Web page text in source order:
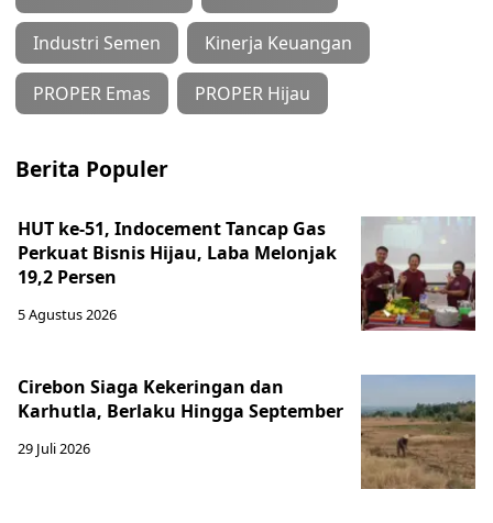
Industri Semen Kinerja Keuangan
PROPER Emas PROPER Hijau
Berita Populer
HUT ke-51, Indocement Tancap Gas
Perkuat Bisnis Hijau, Laba Melonjak
19,2 Persen
5 Agustus 2026
Cirebon Siaga Kekeringan dan
Karhutla, Berlaku Hingga September
29 Juli 2026